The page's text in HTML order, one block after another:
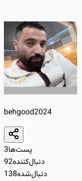
behgood2024
3پست‌ها
92دنبال‌کننده
138دنبال‌شده